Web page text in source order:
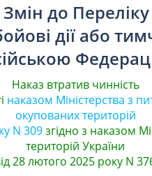
до
дії або
Наказ втратив чинність
наказом Міністерства з
окупованих територій
N 309 згідно з наказом
територій України
28 лютого 2025 року N